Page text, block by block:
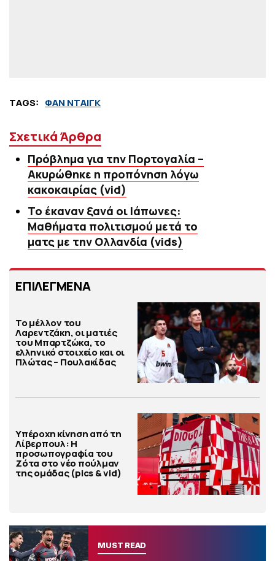
TAGS: ΦΑΝ ΝΤΑΙΓΚ
Σχετικά Άρθρα
Πρόβλημα για την Πορτογαλία –
Ακυρώθηκε η προπόνηση λόγω
κακοκαιρίας (vid)
Το έκαναν ξανά οι Ιάπωνες:
Μαθήματα πολιτισμού μετά το
ματς με την Ολλανδία (vids)
ΕΠΙΛΕΓΜΕΝΑ
Το μέλλον του
Λαρεντζάκη, οι ματιές
του Μπαρτζώκα, το
ελληνικό στοιχείο και οι
Πλώτας – Πουλακίδας
Υπέροχη κίνηση από τη
Λίβερπουλ: Η
προσωπογραφία του
Ζότα στο νέο πούλμαν
της ομάδας (pics & vid)
MUST READ